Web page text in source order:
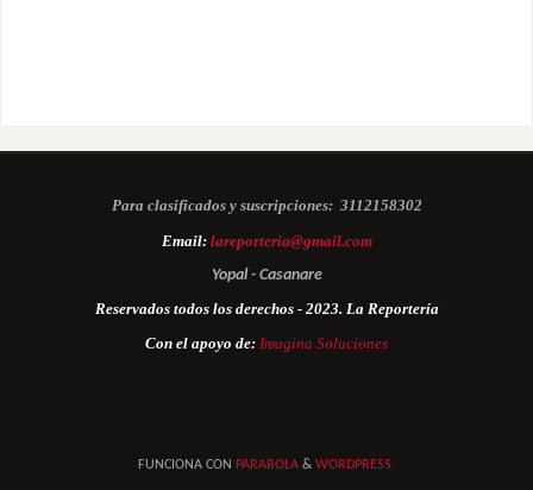
Para clasificados y suscripciones: 3112158302
Email: lareporteria@gmail.com
Yopal - Casanare
Reservados todos los derechos - 2023. La Reportería
Con el apoyo de: Imagina Soluciones
FUNCIONA CON PARABOLA & WORDPRESS.